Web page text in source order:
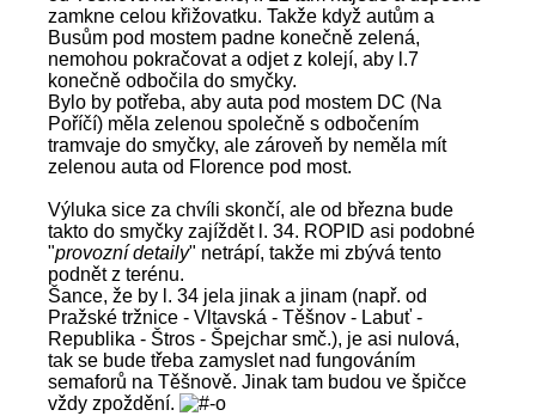
zamkne celou křižovatku. Takže když autům a
Busům pod mostem padne konečně zelená,
nemohou pokračovat a odjet z kolejí, aby l.7
konečně odbočila do smyčky.
Bylo by potřeba, aby auta pod mostem DC (Na
Poříčí) měla zelenou společně s odbočením
tramvaje do smyčky, ale zároveň by neměla mít
zelenou auta od Florence pod most.
Výluka sice za chvíli skončí, ale od března bude
takto do smyčky zajíždět l. 34. ROPID asi podobné
"provozní detaily" netrápí, takže mi zbývá tento
podnět z terénu.
Šance, že by l. 34 jela jinak a jinam (např. od
Pražské tržnice - Vltavská - Těšnov - Labuť -
Republika - Štros - Špejchar smč.), je asi nulová,
tak se bude třeba zamyslet nad fungováním
semaforů na Těšnově. Jinak tam budou ve špičce
vždy zpoždění.